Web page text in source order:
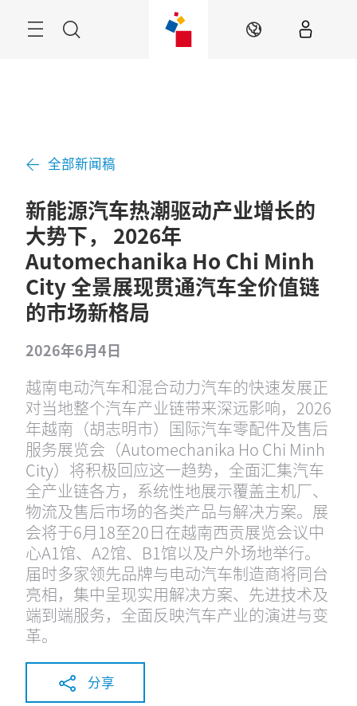
Navigation ZH
全部新闻稿
新能源汽车热潮驱动产业增长的
大势下， 2026年
Automechanika Ho Chi Minh
City 全景展现贯通汽车全价值链
的市场新格局
2026年6月4日
越南电动汽车和混合动力汽车的快速发展正
对当地整个汽车产业链带来深远影响，2026
年越南（胡志明市）国际汽车零配件及售后
服务展览会（Automechanika Ho Chi Minh
City）将积极回应这一趋势，全面汇集汽车
全产业链各方，系统性地展示覆盖主机厂、
物流及售后市场的各类产品与解决方案。展
会将于6月18至20日在越南西贡展览会议中
心A1馆、A2馆、B1馆以及户外场地举行。
届时多家领先品牌与电动汽车制造商将同台
亮相，集中呈现实用解决方案、先进技术及
端到端服务，全面反映汽车产业的演进与变
革。
分享